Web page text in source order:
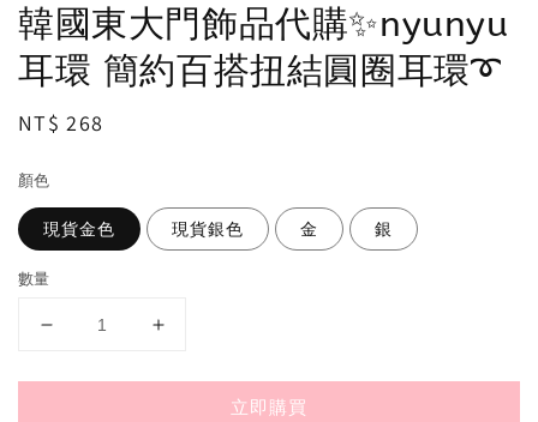
韓國東大門飾品代購✨nyunyu
耳環 簡約百搭扭結圓圈耳環➰
Regular
NT$ 268
顏色
現貨金色 現貨銀色 金 銀
數量
立即購買